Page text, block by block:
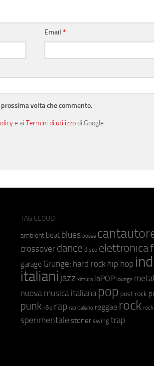
Email*
volta che commento.
e ai Termini di utilizzodi Google.
TAG CLOUD
ambient beat blues bossa
crossover dance disco elettronica
garage Grunge; hard rock hip hop
italiani jazz kimura laPOP lounge
nuova musica italiana pop post rock
punk r&b rap rap italiano reggae rock
sperimentale stoner swing trap